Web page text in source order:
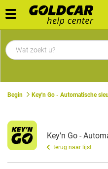
Toggle
navigation
Begin Key'n Go - Automatische
Key'n Go -
terug naar lijst